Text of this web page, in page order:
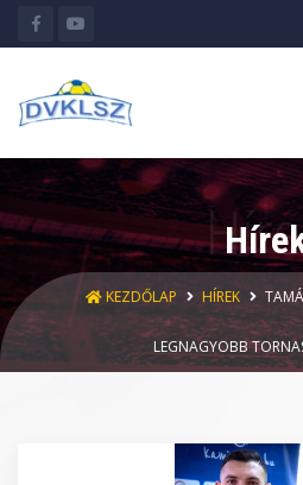
KEZDŐLAP HÍREK
LEGNAGYOBB